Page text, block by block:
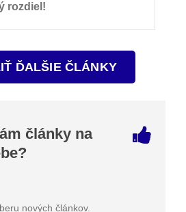
rozdiel!
ĎALŠIE ČLÁNKY
články na
nových článkov.